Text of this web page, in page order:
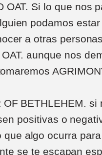
OAT. Si lo que nos
podamos estar
a otras
aunque nos
BETHLEHEM. si
positivas o
algo ocurra
se te escapan